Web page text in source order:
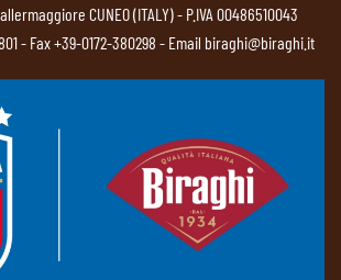
CUNEO (ITALY) - P.IVA 00486510043
- Fax +39-0172-380298 - Email biraghi@biraghi.it